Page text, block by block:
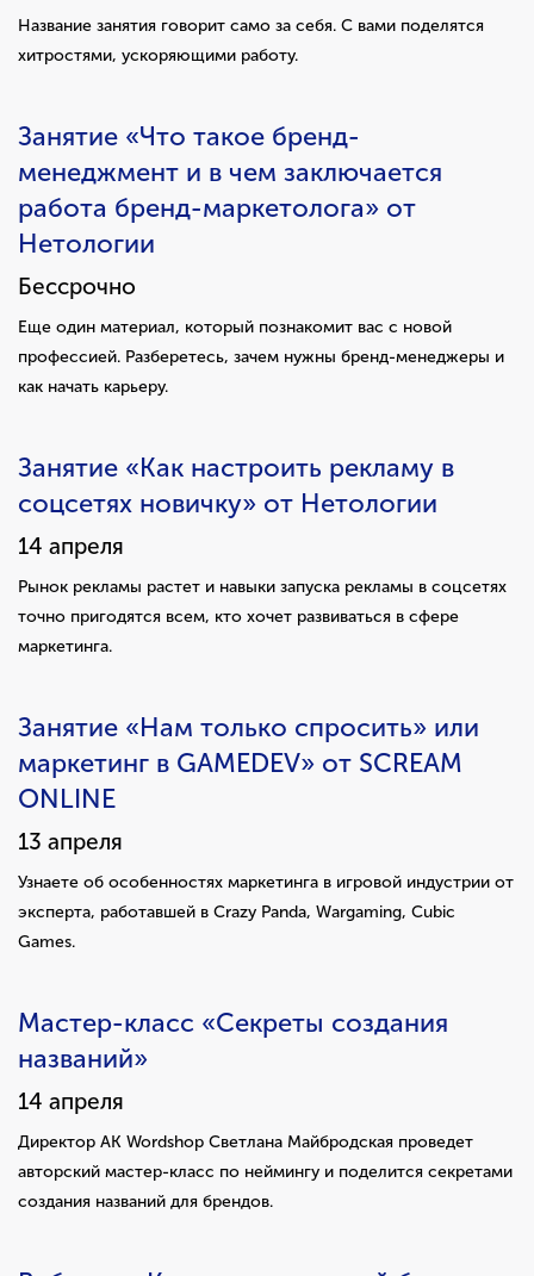
Название занятия говорит само за себя. С вами поделятся
хитростями, ускоряющими работу.
Занятие «Что такое бренд-
менеджмент и в чем заключается
работа бренд-маркетолога» от
Нетологии
Бессрочно
Еще один материал, который познакомит вас с новой
профессией. Разберетесь, зачем нужны бренд-менеджеры и
как начать карьеру.
Занятие «Как настроить рекламу в
соцсетях новичку» от Нетологии
14 апреля
Рынок рекламы растет и навыки запуска рекламы в соцсетях
точно пригодятся всем, кто хочет развиваться в сфере
маркетинга.
Занятие «Нам только спросить» или
маркетинг в GAMEDEV» от SCREAM
ONLINE
13 апреля
Узнаете об особенностях маркетинга в игровой индустрии от
эксперта, работавшей в Crazy Panda, Wargaming, Cubic
Games.
Мастер-класс «Секреты создания
названий»
14 апреля
Директор АК Wordshop Светлана Майбродская проведет
авторский мастер-класс по неймингу и поделится секретами
создания названий для брендов.